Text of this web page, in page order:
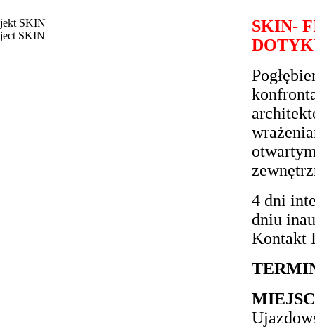
SKIN
SKIN
SKIN-
4 dni
dniu
Kontakt